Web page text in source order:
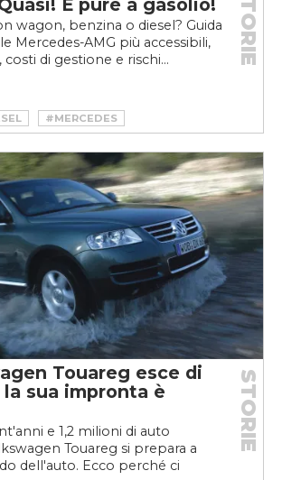
E pure a gasolio!
wagon, benzina o diesel? Guida
Mercedes-AMG più accessibili,
di gestione e rischi...
STORIE
#MERCEDES
Touareg esce di
la sua impronta è
e 1,2 milioni di auto
Touareg si prepara a
dell'auto. Ecco perché ci
STORIE